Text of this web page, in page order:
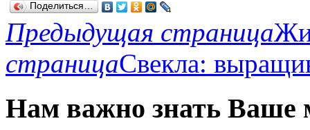
Поделиться…
Предыдущая страница
страницаСвекла:
Нам важно знать Ваше